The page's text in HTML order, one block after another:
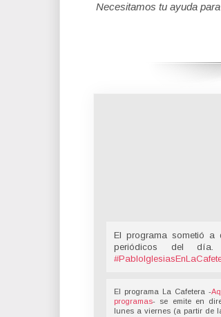
Necesitamos tu ayuda
El programa sometió
periódicos del
El programa La Cafetera -
programas- se emite en
lunes a viernes (a partir de